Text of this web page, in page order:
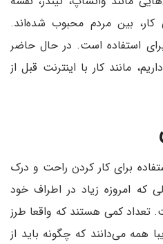
بین مردم محبوب شده‌اند.
استفاده است. در حال حاضر
مانند کار با اینترنت قبل از
برای کار کردن راحت و درک
که امروزه زیاد در اطراف خود
تعداد کمی هستند که واقعا طرز
همه می‌دانند که چگونه باید از